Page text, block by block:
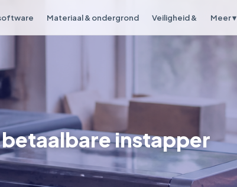
Materiaal & ondergrond Veiligheid & Meer ▾
betaalbare instapper